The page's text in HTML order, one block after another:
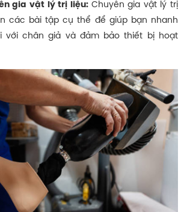
gia vật lý trị liệu: Chuyên gia vật lý trị
các bài tập cụ thể để giúp bạn nhanh
với chân giả và đảm bảo thiết bị hoạt